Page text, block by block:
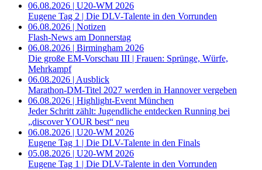
06.08.2026 | U20-WM 2026
Eugene Tag 2 | Die DLV-Talente in den Vorrunden
06.08.2026 | Notizen
Flash-News am Donnerstag
06.08.2026 | Birmingham 2026
Die große EM-Vorschau III | Frauen: Sprünge, Würfe,
Mehrkampf
06.08.2026 | Ausblick
Marathon-DM-Titel 2027 werden in Hannover vergeben
06.08.2026 | Highlight-Event München
Jeder Schritt zählt: Jugendliche entdecken Running bei
„discover YOUR best“ neu
06.08.2026 | U20-WM 2026
Eugene Tag 1 | Die DLV-Talente in den Finals
05.08.2026 | U20-WM 2026
Eugene Tag 1 | Die DLV-Talente in den Vorrunden